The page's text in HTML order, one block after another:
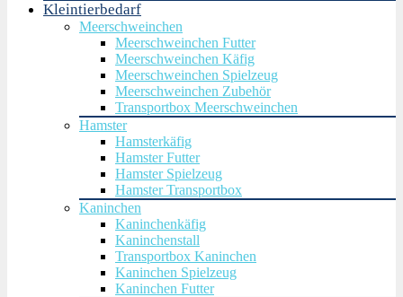
Kleintierbedarf
Meerschweinchen
Meerschweinchen Futter
Meerschweinchen Käfig
Meerschweinchen Spielzeug
Meerschweinchen Zubehör
Transportbox Meerschweinchen
Hamster
Hamsterkäfig
Hamster Futter
Hamster Spielzeug
Hamster Transportbox
Kaninchen
Kaninchenkäfig
Kaninchenstall
Transportbox Kaninchen
Kaninchen Spielzeug
Kaninchen Futter